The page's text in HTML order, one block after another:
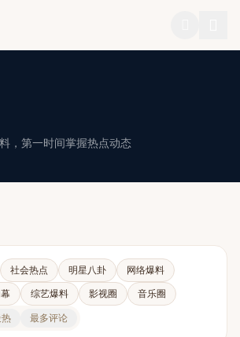
，第一时间掌握热点动态
社会热点 明星八卦
网络爆料
综艺爆料 影视圈
音乐圈
最多评论